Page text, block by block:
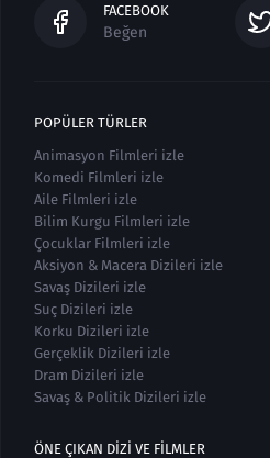
FACEBOOK
Beğen
POPÜLER TÜRLER
Animasyon Filmleri izle
Komedi Filmleri izle
Aile Filmleri izle
Bilim Kurgu Filmleri izle
Çocuklar Filmleri izle
Aksiyon & Macera Dizileri izle
Savaş Dizileri izle
Suç Dizileri izle
Korku Dizileri izle
Gerçeklik Dizileri izle
Dram Dizileri izle
Savaş & Politik Dizileri izle
ÖNE ÇIKAN DIZI VE FILMLER